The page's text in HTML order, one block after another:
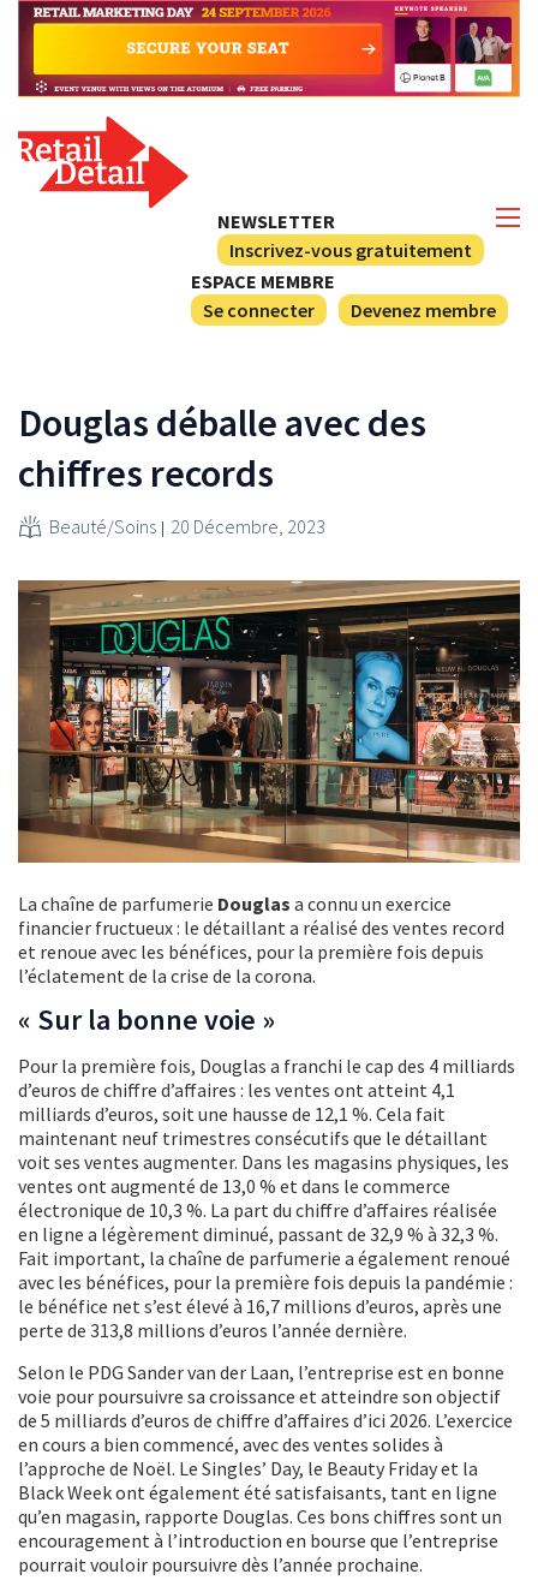
NEWSLETTER
Inscrivez-vous gratuitement
ESPACE MEMBRE
Se connecter
Devenez membre
Douglas déballe avec des
chiffres records
Beauté/Soins 20 Décembre, 2023
La chaîne de parfumerie Douglas a connu un exercice
financier fructueux : le détaillant a réalisé des ventes record
et renoue avec les bénéfices, pour la première fois depuis
l’éclatement de la crise de la corona.
« Sur la bonne voie »
Pour la première fois, Douglas a franchi le cap des 4 milliards
d’euros de chiffre d’affaires : les ventes ont atteint 4,1
milliards d’euros, soit une hausse de 12,1 %. Cela fait
maintenant neuf trimestres consécutifs que le détaillant
voit ses ventes augmenter. Dans les magasins physiques, les
ventes ont augmenté de 13,0 % et dans le commerce
électronique de 10,3 %. La part du chiffre d’affaires réalisée
en ligne a légèrement diminué, passant de 32,9 % à 32,3 %.
Fait important, la chaîne de parfumerie a également renoué
avec les bénéfices, pour la première fois depuis la pandémie :
le bénéfice net s’est élevé à 16,7 millions d’euros, après une
perte de 313,8 millions d’euros l’année dernière.
Selon le PDG Sander van der Laan, l’entreprise est en bonne
voie pour poursuivre sa croissance et atteindre son objectif
de 5 milliards d’euros de chiffre d’affaires d’ici 2026. L’exercice
en cours a bien commencé, avec des ventes solides à
l’approche de Noël. Le Singles’ Day, le Beauty Friday et la
Black Week ont également été satisfaisants, tant en ligne
qu’en magasin, rapporte Douglas. Ces bons chiffres sont un
encouragement à l’introduction en bourse que l’entreprise
pourrait vouloir poursuivre dès l’année prochaine.